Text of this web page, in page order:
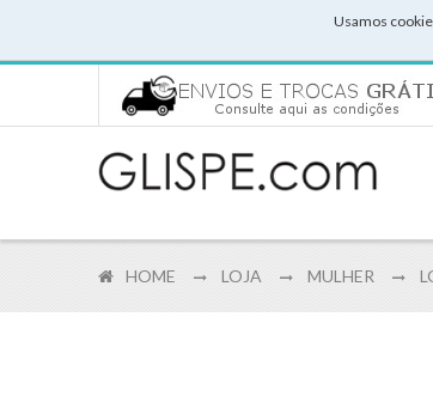
Usamos
HOME LOJA MULHER